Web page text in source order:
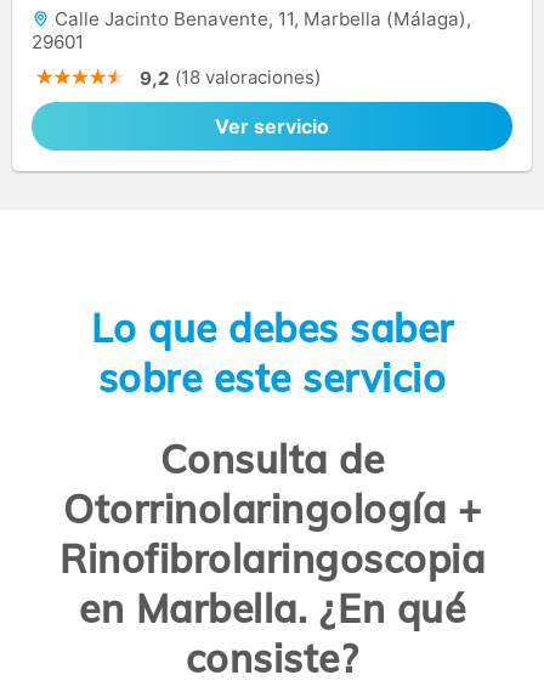
Calle Jacinto Benavente, 11, Marbella (Málaga),
29601
9,2 (18 valoraciones)
Ver servicio
Lo que debes saber
sobre este servicio
Consulta de
Otorrinolaringología +
Rinofibrolaringoscopia
en Marbella. ¿En qué
consiste?